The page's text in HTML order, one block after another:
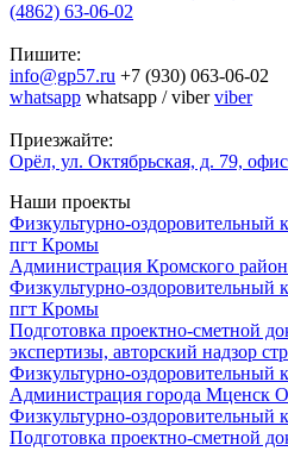
(4862) 63-06-02
Пишите:
info@gp57.ru +7 (930) 063-06-02
whatsapp whatsapp /viber viber
Приезжайте:
Орёл, ул. Октябрьская, д. 79,
Наши проекты
Физкультурно-оздоровительный
пгт Кромы
Администрация Кромского
Физкультурно-оздоровительный
пгт Кромы
Подготовка проектно-сметной
экспертизы, авторский надзор
Физкультурно-оздоровительный
Администрация города Мценск
Физкультурно-оздоровительный
Подготовка проектно-сметной